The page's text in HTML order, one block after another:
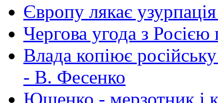
Європу лякає
Чергова угода з Росією
Влада копіює
- В. Фесенко
Ющенко - мерзотник і